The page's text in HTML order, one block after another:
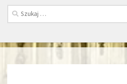
Szukaj: